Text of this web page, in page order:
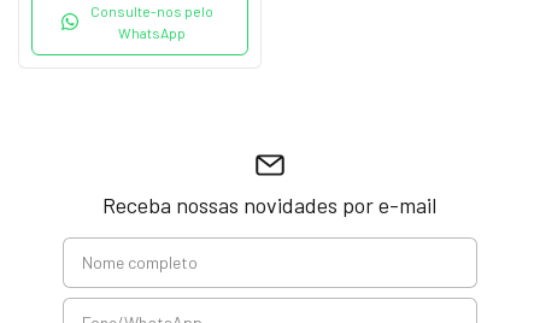
Consulte-nos pelo
WhatsApp
Receba nossas novidades por e-mail